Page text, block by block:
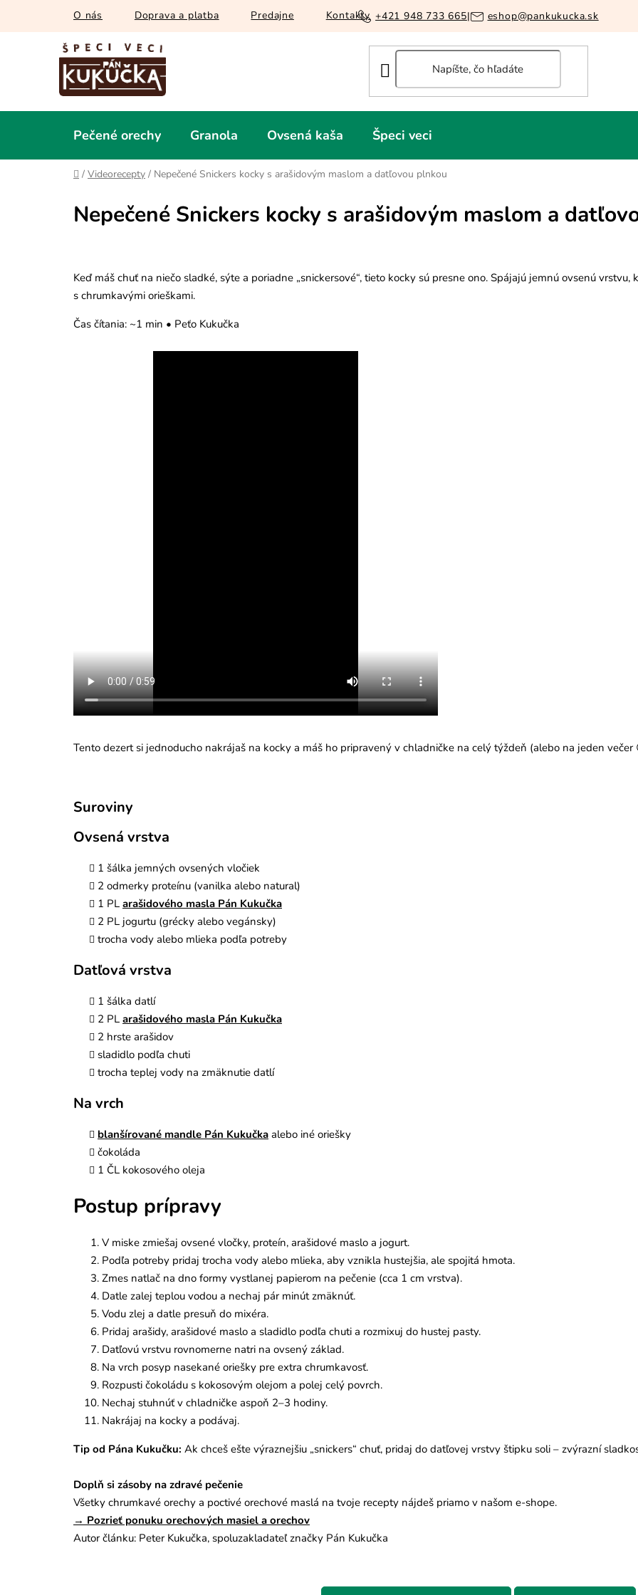
obsah
O nás Doprava a platba Predajne Kontakty +421 948 733 665| eshop@pankukucka.sk
Pečené orechy Granola Ovsená kaša Špeci veci
Domov
/ Videorecepty / Nepečené Snickers kocky s arašidovým maslom a datľovou plnkou
Nepečené Snickers kocky s arašidovým maslom a
Keď máš chuť na niečo sladké, sýte a poriadne „snickersové“, tieto kocky sú presne ono. Spájajú jemnú ovsenú
s chrumkavými orieškami.
Čas čítania: ~1 min • Peťo Kukučka
Tento dezert si jednoducho nakrájaš na kocky a máš ho pripravený v chladničke na celý týždeň (alebo na jeden večer
Suroviny
Ovsená vrstva
1 šálka jemných ovsených vločiek
2 odmerky proteínu (vanilka alebo natural)
1 PL arašidového masla Pán Kukučka
2 PL jogurtu (grécky alebo vegánsky)
trocha vody alebo mlieka podľa potreby
Datľová vrstva
1 šálka datlí
2 PL arašidového masla Pán Kukučka
2 hrste arašidov
sladidlo podľa chuti
trocha teplej vody na zmäknutie datlí
Na vrch
blanšírované mandle Pán Kukučka alebo iné oriešky
čokoláda
1 ČL kokosového oleja
Postup prípravy
V miske zmiešaj ovsené vločky, proteín, arašidové maslo a jogurt.
Podľa potreby pridaj trocha vody alebo mlieka, aby vznikla hustejšia, ale spojitá hmota.
Zmes natlač na dno formy vystlanej papierom na pečenie (cca 1 cm vrstva).
Datle zalej teplou vodou a nechaj pár minút zmäknúť.
Vodu zlej a datle presuň do mixéra.
Pridaj arašidy, arašidové maslo a sladidlo podľa chuti a rozmixuj do hustej pasty.
Datľovú vrstvu rovnomerne natri na ovsený základ.
Na vrch posyp nasekané oriešky pre extra chrumkavosť.
Rozpusti čokoládu s kokosovým olejom a polej celý povrch.
Nechaj stuhnúť v chladničke aspoň 2–3 hodiny.
Nakrájaj na kocky a podávaj.
Tip od Pána Kukučku: Ak chceš ešte výraznejšiu „snickers“ chuť, pridaj do datľovej vrstvy štipku soli – zvýrazní
Doplň si zásoby na zdravé pečenie
Všetky chrumkavé orechy a poctivé orechové maslá na tvoje recepty nájdeš priamo v našom e-shope.
→ Pozrieť ponuku orechových masiel a orechov
Autor článku: Peter Kukučka, spoluzakladateľ značky Pán Kukučka